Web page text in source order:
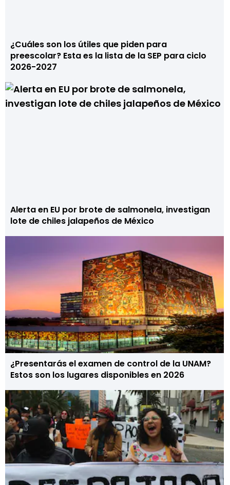
¿Cuáles son los útiles que piden para
preescolar? Esta es la lista de la SEP para ciclo
2026-2027
Alerta en EU por brote de salmonela, investigan
lote de chiles jalapeños de México
¿Presentarás el examen de control de la UNAM?
Estos son los lugares disponibles en 2026